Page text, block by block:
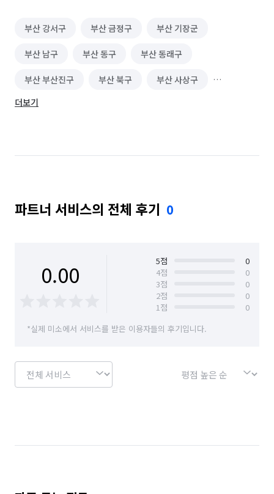
부산 강서구 부산 금정구 부산 기장군
부산 남구 부산 동구 부산 동래구
부산 부산진구 부산 북구 부산 사상구
부산 사하구
부산 해운대구
더보기
파트너 서비스의 전체 후기 0
0.00 5점
0
4점
0
3점
0
2점
0
1점
0
*실제 미소에서 서비스를 받은 이용자들의 후기입니다.